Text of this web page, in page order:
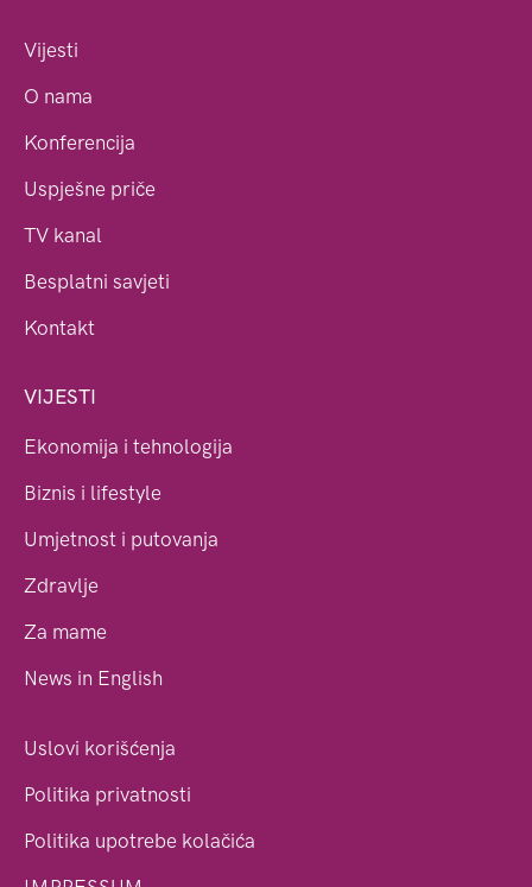
Vijesti
O nama
Konferencija
Uspješne priče
TV kanal
Besplatni savjeti
Kontakt
VIJESTI
Ekonomija i tehnologija
Biznis i lifestyle
Umjetnost i putovanja
Zdravlje
Za mame
News in English
Uslovi korišćenja
Politika privatnosti
Politika upotrebe kolačića